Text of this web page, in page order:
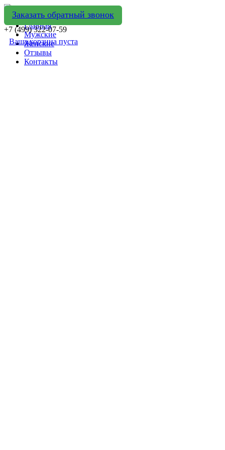
Заказать обратный звонок
+7 (499) 322-07-59
Ваша корзина пуста
Главная
Мужские
Женские
Отзывы
Контакты